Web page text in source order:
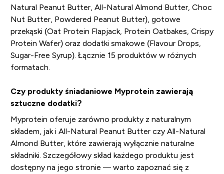
Natural Peanut Butter, All-Natural Almond Butter, Choc
Nut Butter, Powdered Peanut Butter), gotowe
przekąski (Oat Protein Flapjack, Protein Oatbakes, Crispy
Protein Wafer) oraz dodatki smakowe (Flavour Drops,
Sugar-Free Syrup). Łącznie 15 produktów w różnych
formatach.
Czy produkty śniadaniowe Myprotein zawierają
sztuczne dodatki?
Myprotein oferuje zarówno produkty z naturalnym
składem, jak i All-Natural Peanut Butter czy All-Natural
Almond Butter, które zawierają wyłącznie naturalne
składniki. Szczegółowy skład każdego produktu jest
dostępny na jego stronie — warto zapoznać się z